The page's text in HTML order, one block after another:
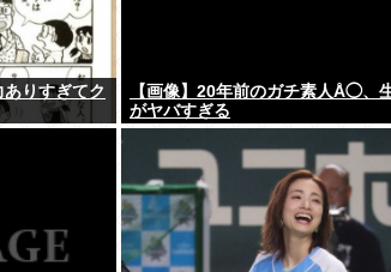
ありすぎてク
【画像】20年前のガチ素人Å◯、
がヤバすぎる